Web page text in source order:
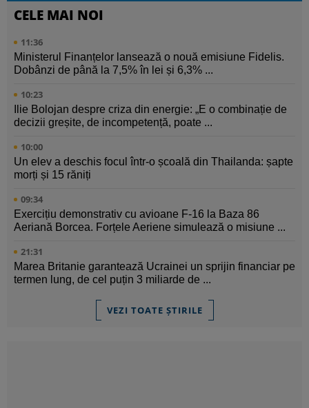
CELE MAI NOI
11:36
Ministerul Finanțelor lansează o nouă emisiune Fidelis.
Dobânzi de până la 7,5% în lei și 6,3% ...
10:23
Ilie Bolojan despre criza din energie: „E o combinație de
decizii greșite, de incompetență, poate ...
10:00
Un elev a deschis focul într-o școală din Thailanda: șapte
morți și 15 răniți
09:34
Exercițiu demonstrativ cu avioane F-16 la Baza 86
Aeriană Borcea. Forțele Aeriene simulează o misiune ...
21:31
Marea Britanie garantează Ucrainei un sprijin financiar pe
termen lung, de cel puțin 3 miliarde de ...
VEZI TOATE ȘTIRILE